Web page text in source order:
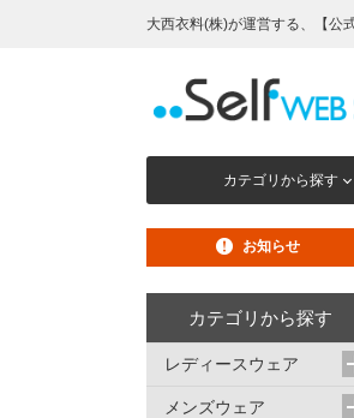
大西衣料(株)が運営する、【公
カテゴリから探す
お知らせ
カテゴリから探す
レディースウェア
メンズウェア